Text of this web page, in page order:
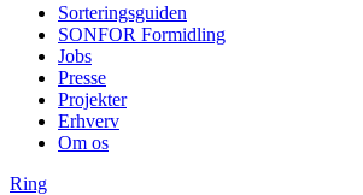
Sorteringsguiden
SONFOR Formidling
Jobs
Presse
Projekter
Erhverv
Om os
Ring